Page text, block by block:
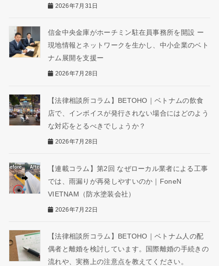
2026年7月31日
信金中央金庫がホーチミン駐在員事務所を開設 ー
現地情報とネットワークを生かし、中小企業のベト
ナム展開を支援ー
2026年7月28日
【法律相談所コラム】BETOHO｜ベトナムの飲食
店で、インボイスが発行されない場合にはどのよう
な対応をとるべきでしょうか？
2026年7月28日
【連載コラム】第2回 なぜローカル業者による工事
では、雨漏りが再発しやすいのか｜FoneN
VIETNAM（防水塗装会社）
2026年7月22日
【法律相談所コラム】BETOHO｜ベトナム人の配
偶者と離婚を検討しています。国際離婚の手続きの
流れや、実務上の注意点を教えてください。